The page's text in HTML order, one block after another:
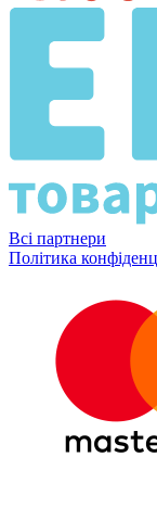
Всі партнери
Політика